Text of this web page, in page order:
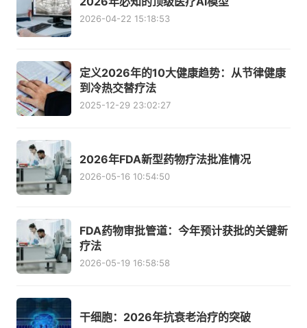
2026-04-22 15:18:53
定义2026年的10大健康趋势：从节律健康
到冷热交替疗法
2025-12-29 23:02:27
2026年FDA新型药物疗法批准情况
2026-05-16 10:54:50
FDA药物审批管道：今年预计获批的关键新
疗法
2026-05-19 16:58:58
干细胞：2026年抗衰老治疗的突破